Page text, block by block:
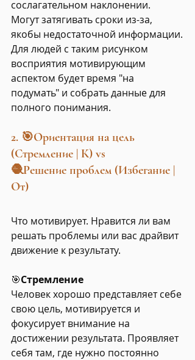
сослагательном наклонении.
Могут затягивать сроки из-за,
якобы недостаточной информации.
Для людей с таким рисунком
восприятия мотивирующим
аспектом будет время "на
подумать" и собрать данные для
полного понимания.
2. 🎯Ориентация на цель
(Стремление | К) vs
🧶Решение проблем (Избегание |
От)
Что мотивирует. Нравится ли вам
решать проблемы или вас драйвит
движение к результату.
🎯Стремление
Человек хорошо представляет себе
свою цель, мотивируется и
фокусирует внимание на
достижении результата. Проявляет
себя там, где нужно постоянно